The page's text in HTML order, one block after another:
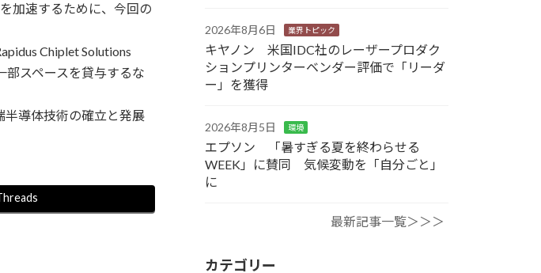
加速するために、今回の
Chiplet Solutions
部スペースを貸与するな
導体技術の確立と発展
2026年8月6日 業界トピック
キヤノン 米国IDC社のレーザープロダク
ションプリンターベンダー評価で「リーダ
ー」を獲得
2026年8月5日 環境
エプソン 「暑すぎる夏を終わらせる
WEEK」に賛同 気候変動を「自分ごと」
に
最新記事一覧＞＞＞
カテゴリー